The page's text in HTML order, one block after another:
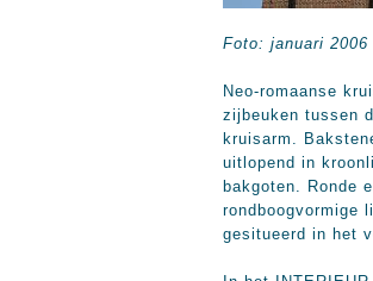
Foto: januari 2006
Neo-romaanse
zijbeuken tussen
kruisarm.
uitlopend in
bakgoten. Ronde
rondboogvormige
gesitueerd in het